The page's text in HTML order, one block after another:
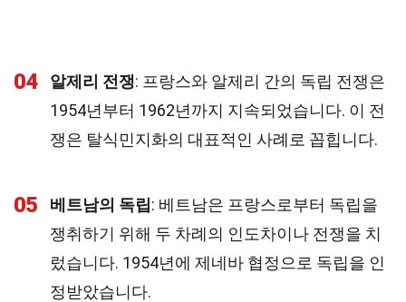
04 알제리 전쟁: 프랑스와 알제리 간의 독립 전쟁은
1954년부터 1962년까지 지속되었습니다. 이 전
쟁은 탈식민지화의 대표적인 사례로 꼽힙니다.
05 베트남의 독립: 베트남은 프랑스로부터 독립을
쟁취하기 위해 두 차례의 인도차이나 전쟁을 치
렀습니다. 1954년에 제네바 협정으로 독립을 인
정받았습니다.